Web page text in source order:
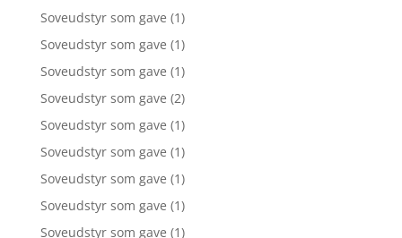
Soveudstyr som gave (1)
Soveudstyr som gave (1)
Soveudstyr som gave (1)
Soveudstyr som gave (2)
Soveudstyr som gave (1)
Soveudstyr som gave (1)
Soveudstyr som gave (1)
Soveudstyr som gave (1)
Soveudstyr som gave (1)